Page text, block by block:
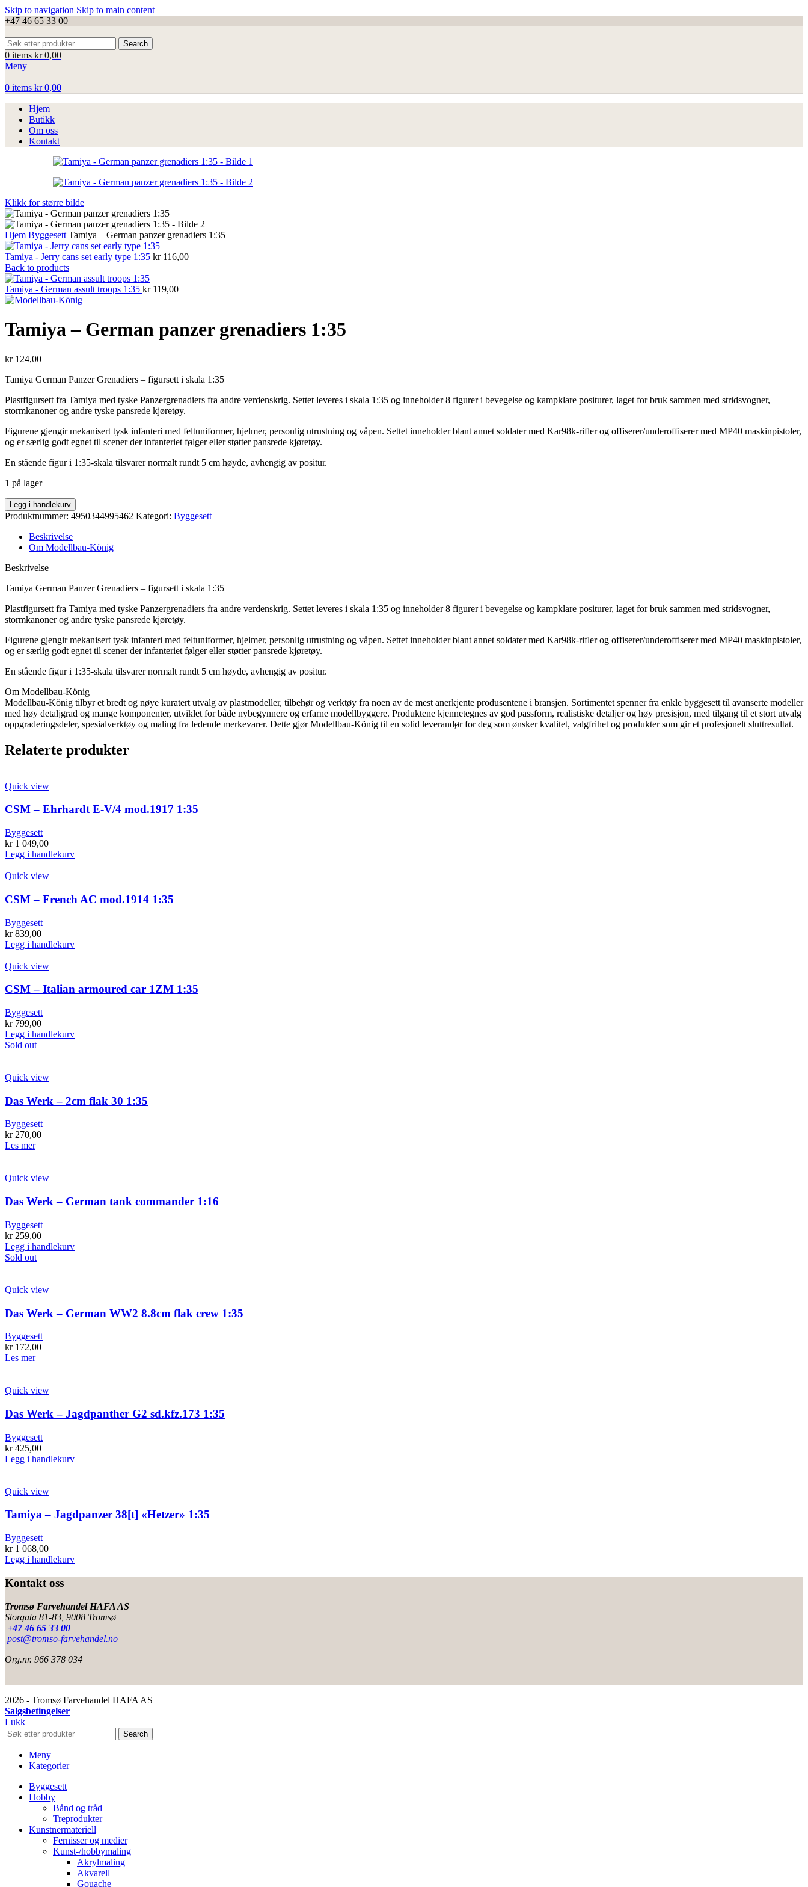
Skip to navigation Skip to main content
+47 46 65 33 00
Search
0 items kr0,00
Meny
0 items kr0,00
Hjem
Butikk
Om oss
Kontakt
Klikk for større bilde
Hjem Byggesett Tamiya – German panzer grenadiers 1:35
Tamiya - Jerry cans set early type 1:35 kr116,00
Back to products
Tamiya - German assult troops 1:35 kr119,00
Tamiya – German panzer grenadiers 1:35
kr124,00
Tamiya German Panzer Grenadiers – figursett i skala 1:35
Plastfigursett fra Tamiya med tyske Panzergrenadiers fra andre verdenskrig. Settet leveres i skala 1:35 og inneholder 8 figurer i bevegelse og kampklare positurer, laget for bruk sammen med stridsvogner,
stormkanoner og andre tyske pansrede kjøretøy.
Figurene gjengir mekanisert tysk infanteri med feltuniformer, hjelmer, personlig utrustning og våpen. Settet inneholder blant annet soldater med Kar98k-rifler og offiserer/underoffiserer med MP40 maskinpistoler,
og er særlig godt egnet til scener der infanteriet følger eller støtter pansrede kjøretøy.
En stående figur i 1:35-skala tilsvarer normalt rundt 5 cm høyde, avhengig av positur.
1 på lager
Tamiya
-
panzer
grenadiers
antall
Legg i handlekurv
Produktnummer: 4950344995462 Kategori: Byggesett
Beskrivelse
Om Modellbau-König
Beskrivelse
Tamiya German Panzer Grenadiers – figursett i skala 1:35
Plastfigursett fra Tamiya med tyske Panzergrenadiers fra andre verdenskrig. Settet leveres i skala 1:35 og inneholder 8 figurer i bevegelse og kampklare positurer, laget for bruk sammen med stridsvogner,
stormkanoner og andre tyske pansrede kjøretøy.
Figurene gjengir mekanisert tysk infanteri med feltuniformer, hjelmer, personlig utrustning og våpen. Settet inneholder blant annet soldater med Kar98k-rifler og offiserer/underoffiserer med MP40 maskinpistoler,
og er særlig godt egnet til scener der infanteriet følger eller støtter pansrede kjøretøy.
En stående figur i 1:35-skala tilsvarer normalt rundt 5 cm høyde, avhengig av positur.
Om Modellbau-König
Modellbau-König tilbyr et bredt og nøye kuratert utvalg av plastmodeller, tilbehør og verktøy fra noen av de mest anerkjente produsentene i bransjen. Sortimentet spenner fra enkle byggesett til avanserte modeller
med høy detaljgrad og mange komponenter, utviklet for både nybegynnere og erfarne modellbyggere. Produktene kjennetegnes av god passform, realistiske detaljer og høy presisjon, med tilgang til et stort utvalg
oppgraderingsdeler, spesialverktøy og maling fra ledende merkevarer. Dette gjør Modellbau-König til en solid leverandør for deg som ønsker kvalitet, valgfrihet og produkter som gir et profesjonelt sluttresultat.
Relaterte produkter
Quick view
CSM – Ehrhardt E-V/4 mod.1917 1:35
Byggesett
kr1 049,00
Legg i handlekurv
Quick view
CSM – French AC mod.1914 1:35
Byggesett
kr839,00
Legg i handlekurv
Quick view
CSM – Italian armoured car 1ZM 1:35
Byggesett
kr799,00
Legg i handlekurv
Sold out
Quick view
Das Werk – 2cm flak 30 1:35
Byggesett
kr270,00
Les mer
Quick view
Das Werk – German tank commander 1:16
Byggesett
kr259,00
Legg i handlekurv
Sold out
Quick view
Das Werk – German WW2 8.8cm flak crew 1:35
Byggesett
kr172,00
Les mer
Quick view
Das Werk – Jagdpanther G2 sd.kfz.173 1:35
Byggesett
kr425,00
Legg i handlekurv
Quick view
Tamiya – Jagdpanzer 38[t] «Hetzer» 1:35
Byggesett
kr1 068,00
Legg i handlekurv
Kontakt oss
Tromsø Farvehandel HAFA AS
Storgata 81-83, 9008 Tromsø
+47 46 65 33 00
post@tromso-farvehandel.no
Org.nr. 966 378 034
2026 - Tromsø Farvehandel HAFA AS
Salgsbetingelser
Lukk
Search
Meny
Kategorier
Byggesett
Hobby
Bånd og tråd
Treprodukter
Kunstnermateriell
Fernisser og medier
Kunst-/hobbymaling
Akrylmaling
Akvarell
Gouache